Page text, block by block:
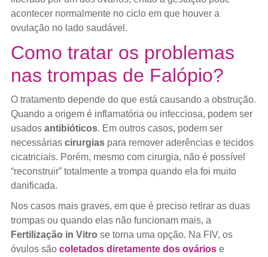
acontecer normalmente no ciclo em que houver a
ovulação no lado saudável.
Como tratar os problemas
nas trompas de Falópio?
O tratamento depende do que está causando a obstrução.
Quando a origem é inflamatória ou infecciosa, podem ser
usados antibióticos. Em outros casos, podem ser
necessárias cirurgiaspara remover aderências e tecidos
cicatriciais. Porém, mesmo com cirurgia, não é possível
“reconstruir” totalmente a trompa quando ela foi muito
danificada.
Nos casos mais graves, em que é preciso retirar as duas
trompas ou quando elas não funcionam mais, a
Fertilização in Vitro se torna uma opção. Na FIV, os
óvulos são coletados diretamente dos ováriose